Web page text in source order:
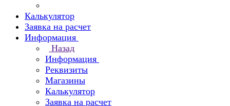
Калькулятор
Заявка на расчет
Информация
Назад
Информация
Реквизиты
Магазины
Калькулятор
Заявка на расчет